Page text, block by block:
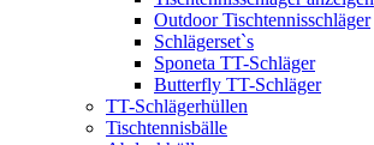
Outdoor Tischtennisschläger
Schlägerset`s
Sponeta TT-Schläger
Butterfly TT-Schläger
TT-Schlägerhüllen
Tischtennisbälle